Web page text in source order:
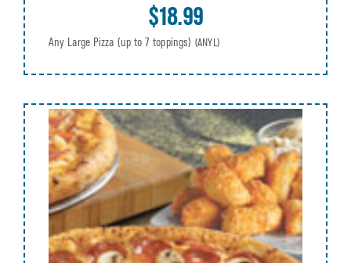
$18.99
Any Large Pizza (up to 7 toppings) (ANYL)